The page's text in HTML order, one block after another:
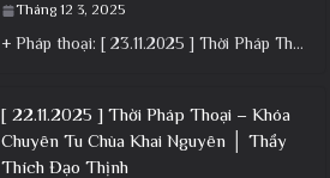
Tháng 12 3, 2025
+ Pháp thoại: [ 23.11.2025 ] Thời Pháp Thoại – Khóa Chuyên Tu Chùa Khai Nguyên│Thầy Thích Đạo Thịnh +
[ 22.11.2025 ] Thời Pháp Thoại – Khóa
Chuyên Tu Chùa Khai Nguyên │ Thầy
Thích Đạo Thịnh